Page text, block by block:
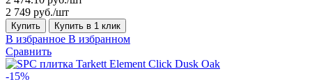
2 749 руб./шт
Купить Купить в 1 клик
В избранное В избранном
Сравнить
-15%